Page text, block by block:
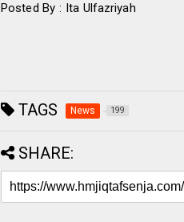
Posted By : Ita Ulfazriyah
TAGS News 199
SHARE: